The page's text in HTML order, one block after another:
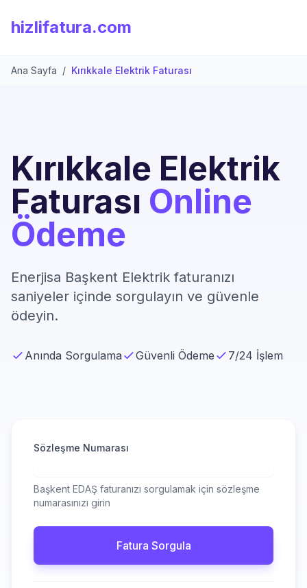
hizlifatura.com
Ana Sayfa / Kırıkkale Elektrik Faturası
Kırıkkale Elektrik
Faturası Online
Ödeme
Enerjisa Başkent Elektrik faturanızı
saniyeler içinde sorgulayın ve güvenle
ödeyin.
Anında Sorgulama Güvenli Ödeme 7/24 İşlem
Sözleşme Numarası
Başkent EDAŞ faturanızı sorgulamak için sözleşme
numarasınızı girin
Fatura Sorgula